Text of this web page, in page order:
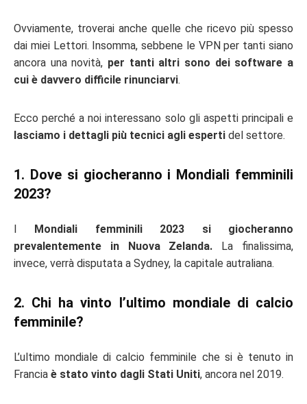
Ovviamente, troverai anche quelle che ricevo più spesso
dai miei Lettori. Insomma, sebbene le VPN per tanti siano
ancora una novità, per tanti altri sono dei software a
cui è davvero difficile rinunciarvi.
Ecco perché a noi interessano solo gli aspetti principali e
lasciamo i dettagli più tecnici agli esperti del settore.
1. Dove si giocheranno i Mondiali femminili
2023?
I Mondiali femminili 2023 si giocheranno
prevalentemente in Nuova Zelanda. La finalissima,
invece, verrà disputata a Sydney, la capitale autraliana.
2. Chi ha vinto l’ultimo mondiale di calcio
femminile?
L’ultimo mondiale di calcio femminile che si è tenuto in
Francia è stato vinto dagli Stati Uniti, ancora nel 2019.